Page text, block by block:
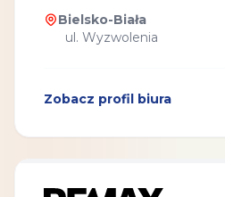
Bielsko-Biała
ul. Wyzwolenia
Zobacz profil biura